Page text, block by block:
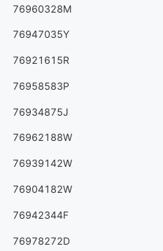
76960328M
76947035Y
76921615R
76958583P
76934875J
76962188W
76939142W
76904182W
76942344F
76978272D